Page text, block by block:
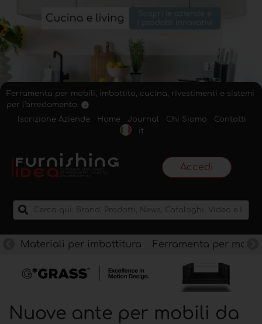
Ferramenta per mobili, imbottito, cucina, rivestimenti e sistemi
per l'arredamento.
Iscrizione Aziende
Home Journal Chi Siamo
Contatti
it
Accedi
Materiali per imbottitura Ferramenta per mobili
Nuove ante per mobili da